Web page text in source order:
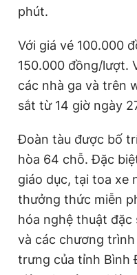
phút.
Với giá vé 100.000
150.000 đồng/lượt.
các nhà ga và trên
sắt từ 14 giờ ngày
Đoàn tàu được bố
hòa 64 chỗ. Đặc
giáo dục, tại toa xe
thưởng thức miễn
hóa nghệ thuật đặc
và các chương
trưng của tỉnh Bình